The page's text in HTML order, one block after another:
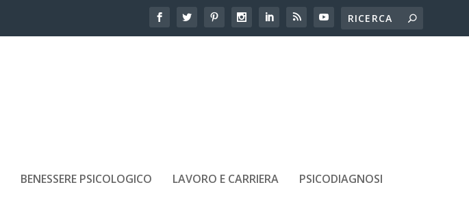
BENESSERE PSICOLOGICO LAVORO E CARRIERA PSICODIAGNOSI